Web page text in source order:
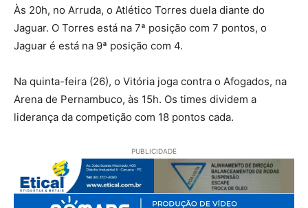
Às 20h, no Arruda, o Atlético Torres duela diante do
Jaguar. O Torres está na 7ª posição com 7 pontos, o
Jaguar é está na 9ª posição com 4.
Na quinta-feira (26), o Vitória joga contra o Afogados, na
Arena de Pernambuco, às 15h. Os times dividem a
liderança da competição com 18 pontos cada.
PUBLICIDADE